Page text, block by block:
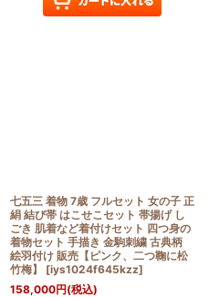
七五三 着物 7歳 フルセット 女の子 正
絹 結び帯 はこせこセット 帯揚げ し
ごき 肌着など着付けセット 四つ身の
着物セット 手描き 金駒刺繍 古典柄
絵羽付け 販売【ピンク、二つ鞠に松
竹梅】
[iys1024f645kzz]
158,000円(税込)